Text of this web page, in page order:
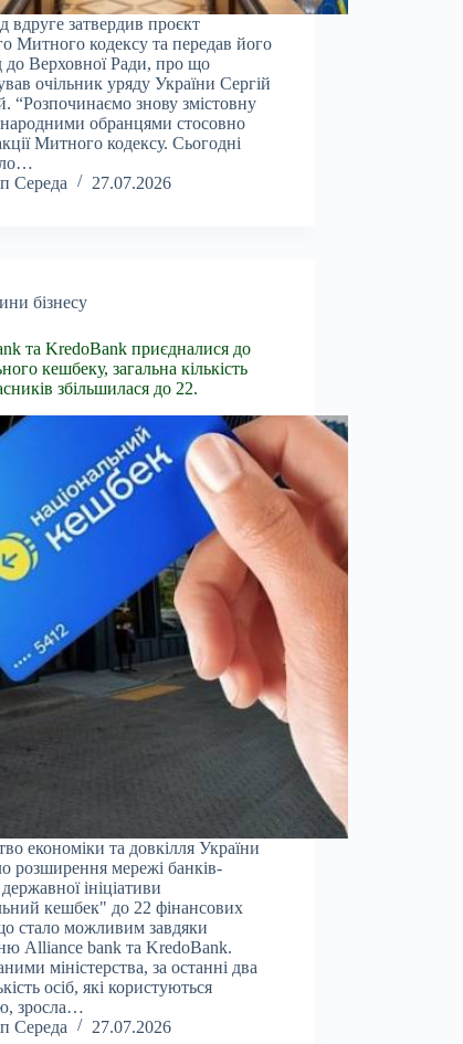
вдруге затвердив проєкт
Митного кодексу та передав його
до Верховної Ради, про що
очільник уряду України Сергій
“Розпочинаємо знову змістовну
обранцями стосовно
Митного кодексу. Сьогодні
Середа
27.07.2026
бізнесу
та KredoBank приєдналися до
кешбеку, загальна кількість
збільшилася до 22.
економіки та довкілля України
розширення мережі банків-
ініціативи
кешбек" до 22 фінансових
стало можливим завдяки
Alliance bank та KredoBank.
міністерства, за останні два
осіб, які користуються
зросла…
Середа
27.07.2026